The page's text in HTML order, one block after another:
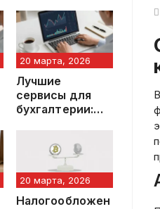
Стратегии
20 марта, 2026
Лучшие
сервисы для
бухгалтерии:
решений в 2026
20 марта, 2026
Налогообложен